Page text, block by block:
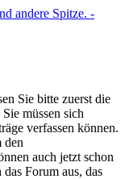
Sie bitte zuerst die
müssen sich
verfassen können.
den
auch jetzt schon
Forum aus, das